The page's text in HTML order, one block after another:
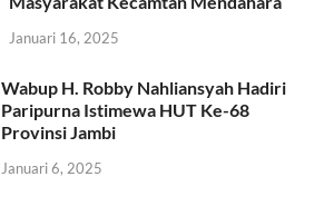
Januari 16, 2025
Wabup H. Robby Nahliansyah Hadiri
Paripurna Istimewa HUT Ke-68
Provinsi Jambi
Januari 6, 2025